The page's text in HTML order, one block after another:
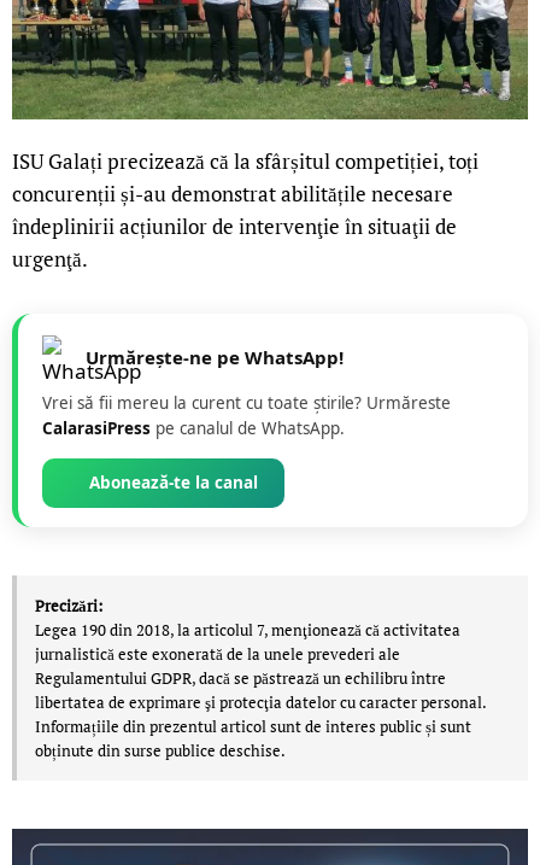
ISU Galați precizează că la sfârșitul competiției, toți
concurenții și-au demonstrat abilitățile necesare
îndeplinirii acțiunilor de intervenţie în situaţii de
urgenţă.
Urmărește-ne pe WhatsApp!
Vrei să fii mereu la curent cu toate știrile? Urmăreste
CalarasiPress pe canalul de WhatsApp.
Abonează-te la canal
Precizări:
Legea 190 din 2018, la articolul 7, menţionează că activitatea
jurnalistică este exonerată de la unele prevederi ale
Regulamentului GDPR, dacă se păstrează un echilibru între
libertatea de exprimare şi protecţia datelor cu caracter personal.
Informațiile din prezentul articol sunt de interes public și sunt
obținute din surse publice deschise.